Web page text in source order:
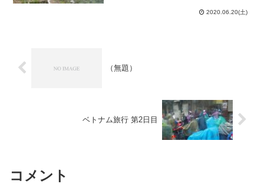
たのは岐阜県の旧・洞戸村。85日振りの
県外に感慨も一入です。距離的には奥三
2020.06.20(土)
（無題）
ベトナム旅行 第2日目
コメント